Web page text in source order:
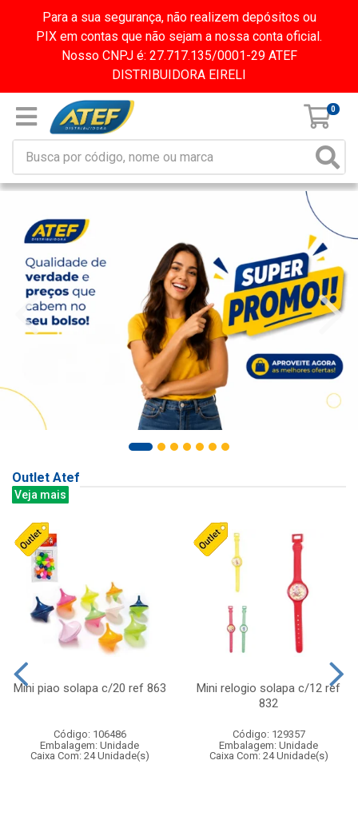
Para a sua segurança, não realizem depósitos ou
PIX em contas que não sejam a nossa conta oficial.
Nosso CNPJ é: 27.717.135/0001-29 ATEF
DISTRIBUIDORA EIRELI
0
Outlet Atef
Veja mais
Mini piao solapa c/20 ref 863
Código: 106486
Embalagem: Unidade
Caixa Com: 24 Unidade(s)
Mini relogio solapa c/12 ref
832
Código: 129357
Embalagem: Unidade
Caixa Com: 24 Unidade(s)